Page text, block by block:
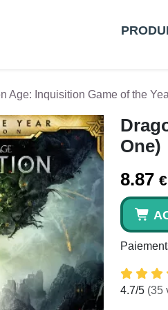
Age: Inquisition Game of the
One)
8.87 €
4.7/5 (35